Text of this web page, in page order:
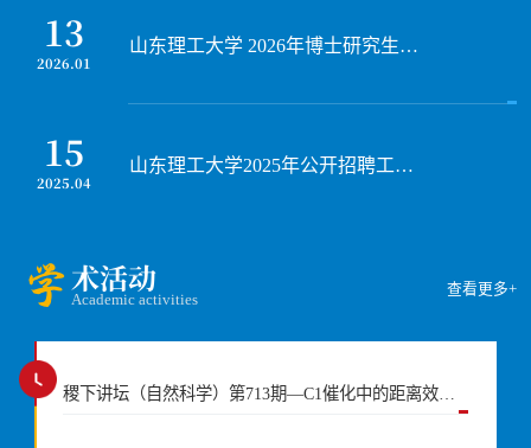
13
2026.01
山东理工大学 2026年博士研究生招生章程
15
2025.04
山东理工大学2025年公开招聘工作人员简章（长期招聘岗位）
学术活动
Academic activities
查看更多+
稷下讲坛（自然科学）第708期——Liouville Theorems for Conformally Invariant Fully Nonlinear Equations